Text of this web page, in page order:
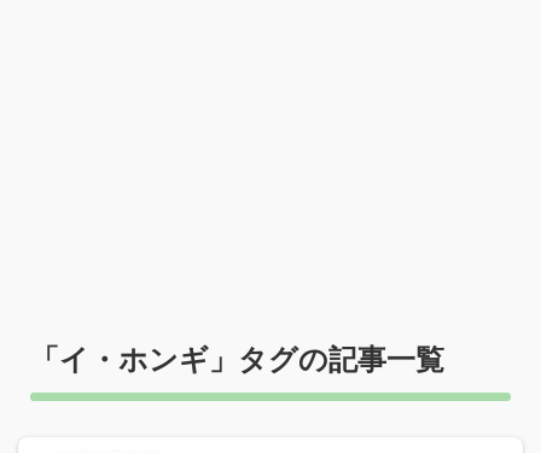
「イ・ホンギ 」タグの記事一覧